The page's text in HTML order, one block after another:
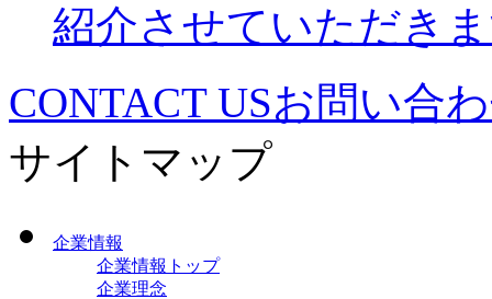
紹介させていただき
CONTACT USお問い合
サイトマップ
企業情報
企業情報トップ
企業理念